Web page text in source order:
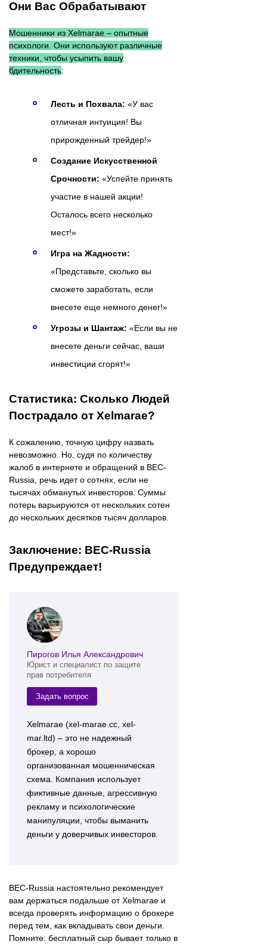
Они Вас Обрабатывают
Мошенники из Xelmarae – опытные
психологи. Они используют различные
техники, чтобы усыпить вашу
бдительность:
Лесть и Похвала: «У вас
отличная интуиция! Вы
прирожденный трейдер!»
Создание Искусственной
Срочности: «Успейте принять
участие в нашей акции!
Осталось всего несколько
мест!»
Игра на Жадности:
«Представьте, сколько вы
сможете заработать, если
внесете еще немного денег!»
Угрозы и Шантаж: «Если вы не
внесете деньги сейчас, ваши
инвестиции сгорят!»
Статистика: Сколько Людей
Пострадало от Xelmarae?
К сожалению, точную цифру назвать
невозможно. Но, судя по количеству
жалоб в интернете и обращений в BEC-
Russia, речь идет о сотнях, если не
тысячах обманутых инвесторов. Суммы
потерь варьируются от нескольких сотен
до нескольких десятков тысяч долларов.
Заключение: BEC-Russia
Предупреждает!
Пирогов Илья Александрович
Юрист и специалист по защите
прав потребителя
Задать вопрос
Xelmarae (xel-marae.cc, xel-
mar.ltd) – это не надежный
брокер, а хорошо
организованная мошенническая
схема. Компания использует
фиктивные данные, агрессивную
рекламу и психологические
манипуляции, чтобы выманить
деньги у доверчивых инвесторов.
BEC-Russia настоятельно рекомендует
вам держаться подальше от Xelmarae и
всегда проверять информацию о брокере
перед тем, как вкладывать свои деньги.
Помните: бесплатный сыр бывает только в